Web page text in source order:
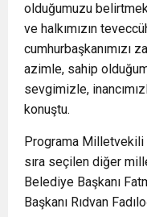
olduğumuzu
ve halkımızın
cumhurbaşkanımızı
azimle, sahip
sevgimizle,
konuştu.
Programa Milletvekili
sıra seçilen diğer
Belediye Başkanı
Başkanı Rıdvan